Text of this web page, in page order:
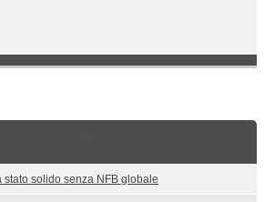
stato solido senza NFB globale